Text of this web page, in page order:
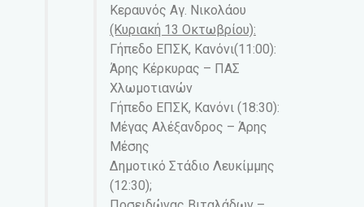
Κεραυνός Αγ. Νικολάου
(Κυριακή 13 Οκτωβρίου):
Γήπεδο ΕΠΣΚ, Κανόνι(11:00):
Άρης Κέρκυρας – ΠΑΣ
Χλωμοτιανών
Γήπεδο ΕΠΣΚ, Κανόνι (18:30):
Μέγας Αλέξανδρος – Άρης
Μέσης
Δημοτικό Στάδιο Λευκίμμης
(12:30);